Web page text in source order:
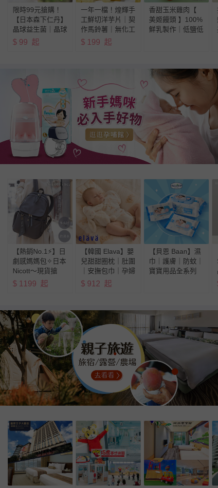
限時99元搶購！
【日本森下仁丹】
晶球益生菌｜晶球
敏益菌｜藍莓葉黃
$ 99 起
一年一檔！煌輝手
工鮮切洋芋片｜契
作馬鈴薯｜無化工
添加
$ 199 起
香甜玉米雞肉【
美姬饅頭 】100%
鮮乳製作｜低鹽低
【熱銷No.1⚡】日
劇感媽媽包✧日本
Nicott～現貨搶
$ 1199 起
【韓國 Elava】嬰
兒甜甜圈枕｜肚圍
｜安撫包巾｜孕婦
枕
$ 912 起
【貝恩 Baan】濕
巾｜護膚｜防蚊｜
寶寶用品全系列